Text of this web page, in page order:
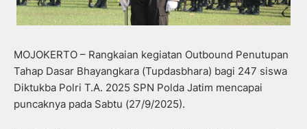
MOJOKERTO – Rangkaian kegiatan Outbound Penutupan
Tahap Dasar Bhayangkara (Tupdasbhara) bagi 247 siswa
Diktukba Polri T.A. 2025 SPN Polda Jatim mencapai
puncaknya pada Sabtu (27/9/2025).